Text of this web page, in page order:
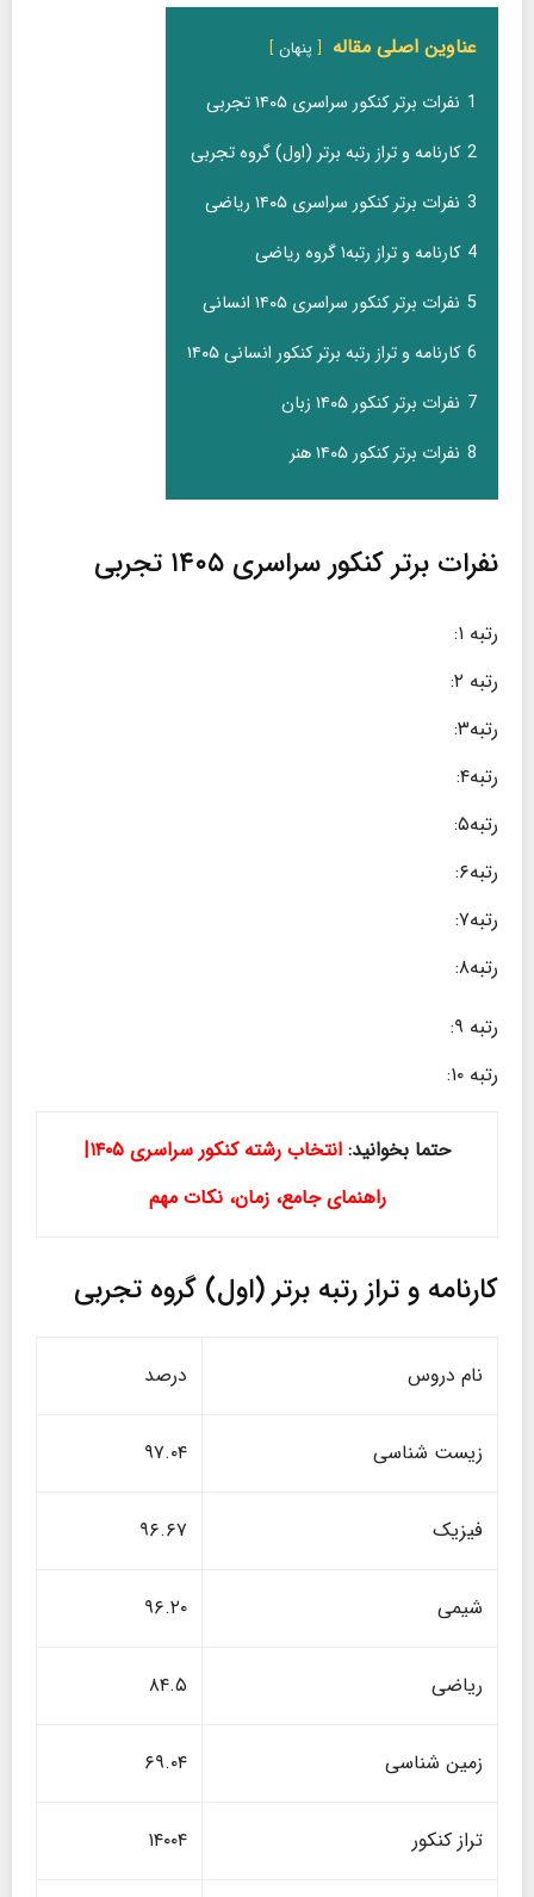
عناوین اصلی مقاله پنهان
1 نفرات برتر کنکور سراسری ۱۴۰۵ تجربی
2 کارنامه و تراز رتبه برتر (اول) گروه تجربی
3 نفرات برتر کنکور سراسری ۱۴۰۵ ریاضی
4 کارنامه و تراز رتبه۱ گروه ریاضی
5 نفرات برتر کنکور سراسری ۱۴۰۵ انسانی
6 کارنامه و تراز رتبه برتر کنکور انسانی ۱۴۰۵
7 نفرات برتر کنکور ۱۴۰۵ زبان
8 نفرات برتر کنکور ۱۴۰۵ هنر
نفرات برتر کنکور سراسری ۱۴۰۵ تجربی
رتبه ۱:
رتبه ۲:
رتبه۳:
رتبه۴:
رتبه۵:
رتبه۶:
رتبه۷:
رتبه۸:
رتبه ۹:
رتبه ۱۰:
حتما بخوانید:
انتخاب رشته کنکور سراسری ۱۴۰۵|
راهنمای جامع، زمان، نکات مهم
کارنامه و تراز رتبه برتر (اول) گروه تجربی
نام دروس درصد
زیست شناسی ۹۷.۰۴
فیزیک ۹۶.۶۷
شیمی ۹۶.۲۰
ریاضی ۸۴.۵
زمین شناسی ۶۹.۰۴
تراز کنکور ۱۴۰۰۴